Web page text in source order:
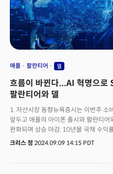
애플 팔란티어 델
흐름이 바뀐다...AI 혁명으로
팔란티어와 델
1. 자산시장 동향뉴욕증시는 이번주 소
앞두고 애플의 아이폰 출시와 팔란티
완화되며 상승 마감. 10년물 국채 수익
장단기 금리차 역전 해소 상태는 유지.
크리스 정 2024.09.09 14:15 PDT